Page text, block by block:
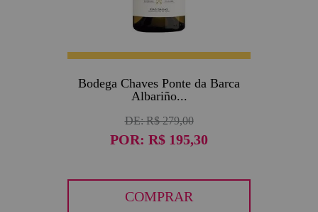
Bodega Chaves Ponte da Barca
Albariño...
DE:R$ 279,00
POR: R$ 195,30
COMPRAR